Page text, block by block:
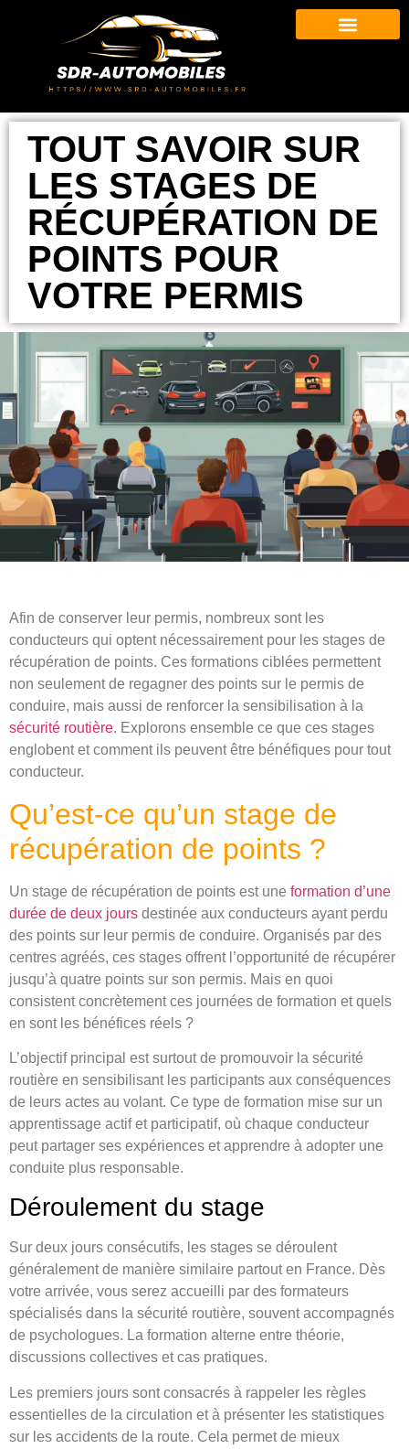
TOUT SAVOIR SUR
LES STAGES DE
RÉCUPÉRATION DE
POINTS POUR
VOTRE PERMIS
Afin de conserver leur permis, nombreux sont les
conducteurs qui optent nécessairement pour les stages de
récupération de points. Ces formations ciblées permettent
non seulement de regagner des points sur le permis de
conduire, mais aussi de renforcer la sensibilisation à la
sécurité routière. Explorons ensemble ce que ces stages
englobent et comment ils peuvent être bénéfiques pour tout
conducteur.
Qu’est-ce qu’un stage de
récupération de points ?
Un stage de récupération de points est une formation d’une
durée de deux jours destinée aux conducteurs ayant perdu
des points sur leur permis de conduire. Organisés par des
centres agréés, ces stages offrent l’opportunité de récupérer
jusqu’à quatre points sur son permis. Mais en quoi
consistent concrètement ces journées de formation et quels
en sont les bénéfices réels ?
L’objectif principal est surtout de promouvoir la sécurité
routière en sensibilisant les participants aux conséquences
de leurs actes au volant. Ce type de formation mise sur un
apprentissage actif et participatif, où chaque conducteur
peut partager ses expériences et apprendre à adopter une
conduite plus responsable.
Déroulement du stage
Sur deux jours consécutifs, les stages se déroulent
généralement de manière similaire partout en France. Dès
votre arrivée, vous serez accueilli par des formateurs
spécialisés dans la sécurité routière, souvent accompagnés
de psychologues. La formation alterne entre théorie,
discussions collectives et cas pratiques.
Les premiers jours sont consacrés à rappeler les règles
essentielles de la circulation et à présenter les statistiques
sur les accidents de la route. Cela permet de mieux